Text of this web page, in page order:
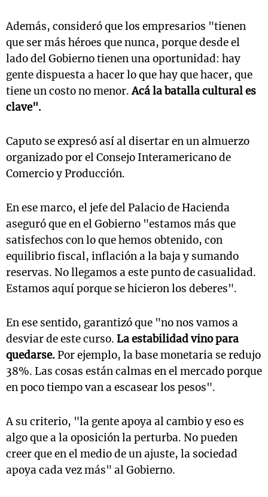
Además, consideró que los empresarios "tienen
que ser más héroes que nunca, porque desde el
lado del Gobierno tienen una oportunidad: hay
gente dispuesta a hacer lo que hay que hacer, que
tiene un costo no menor.Acá la batalla cultural es
clave".
Caputo se expresó así al disertar en un almuerzo
organizado por el Consejo Interamericano de
Comercio y Producción.
En ese marco, el jefe del Palacio de Hacienda
aseguró que en el Gobierno "estamos más que
satisfechos con lo que hemos obtenido, con
equilibrio fiscal, inflación a la baja y sumando
reservas. No llegamos a este punto de casualidad.
Estamos aquí porque se hicieron los deberes".
En ese sentido, garantizó que "no nos vamos a
desviar de este curso. La estabilidad vino para
quedarse. Por ejemplo, la base monetaria se redujo
38%. Las cosas están calmas en el mercado porque
en poco tiempo van a escasear los pesos".
A su criterio, "la gente apoya al cambio y eso es
algo que a la oposición la perturba. No pueden
creer que en el medio de un ajuste, la sociedad
apoya cada vez más" al Gobierno.